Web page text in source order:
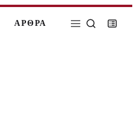
ΑΡΘΡΑ